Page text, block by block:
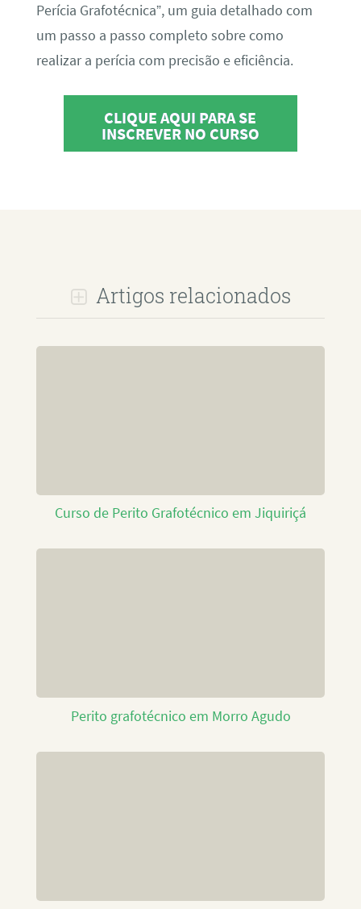
Perícia Grafotécnica”, um guia detalhado com
um passo a passo completo sobre como
realizar a perícia com precisão e eficiência.
CLIQUE AQUI PARA SE
INSCREVER NO CURSO
Artigos relacionados
Curso de Perito Grafotécnico em Jiquiriçá
Perito grafotécnico em Morro Agudo